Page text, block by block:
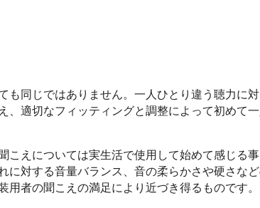
同じではありません。一人ひとり違う聴力に
適切なフィッティングと調整によって初めて
えについては実生活で使用して始めて感じる
対する音量バランス、音の柔らかさや硬さな
者の聞こえの満足により近づき得るものです。